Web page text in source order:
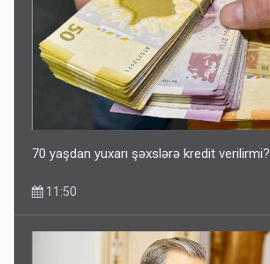
70 yaşdan yuxarı şəxslərə kredit verilirmi?
11:50